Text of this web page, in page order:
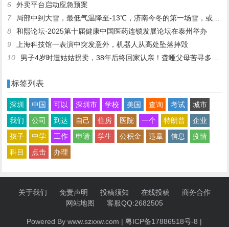
6
外卖平台启动应急预案
7
局部中到大雪，最低气温降至-13℃，济南今冬的第一场雪，或跟去年同一时间！
8
和熙论坛·2025第十届健康中国医药连锁发展论坛在泰州举办
9
上海科技馆一表演中突发意外，机器人从高处坠落摔毁
10
男子4岁时遭姑姑拐卖，38年后终回家认亲！聋哑父母苦寻多年，母亲已抱憾离世丨红星寻人
标签列表
深圳 中国 可以 深圳市 学校 美国 查询 考试
城市
我们
公司 到达 自己 住房 医院 一个 特朗普
企业
孩子
中学 工作 申请 学生 公积金 违章 信息
疫情
科目
点击 办理
关于我们 免责声明 投稿须知 在线投稿
商务合作
网站地图
客服QQ:2682505
Powered By www.szxxw.com |粤ICP备17886518号-8 |